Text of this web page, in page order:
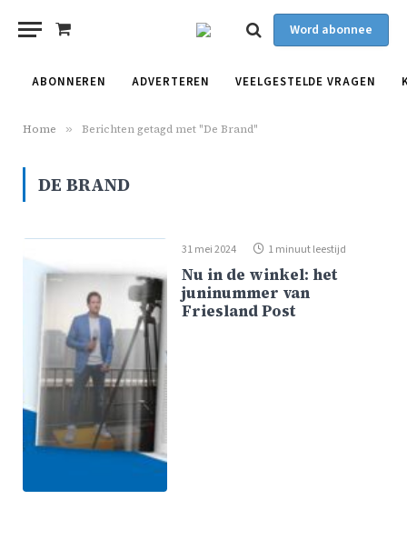
Shopping
Word abonnee
ABONNEREN ADVERTEREN VEELGESTELDE VRAGEN
Home » Berichten getagd met "De Brand"
DE BRAND
31 mei 2024 1 minuut leestijd
Nu in de winkel: het
juninummer van
Friesland Post